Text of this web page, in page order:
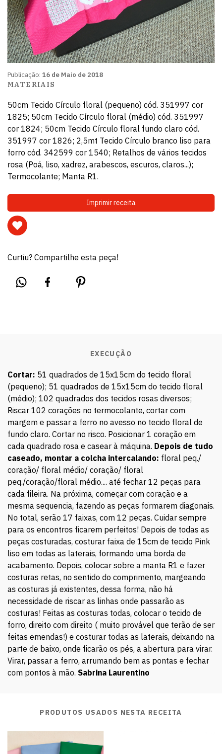
Publicação: 16 de Maio de 2018
MATERIAIS
50cm Tecido Círculo floral (pequeno) cód. 351997 cor
1825; 50cm Tecido Círculo floral (médio) cód. 351997
cor 1824; 50cm Tecido Círculo floral fundo claro cód.
351997 cor 1826; 2,5mt Tecido Círculo branco liso para
forro cód. 342599 cor 1540; Retalhos de vários tecidos
rosa (Poá, liso, xadrez, arabescos, escuros, claros...);
Termocolante; Manta R1.
Imprimir receita
Curtiu? Compartilhe esta peça!
EXECUÇÃO
Cortar: 51 quadrados de 15x15cm do tecido floral
(pequeno); 51 quadrados de 15x15cm do tecido floral
(médio); 102 quadrados dos tecidos rosas diversos;
Riscar 102 corações no termocolante, cortar com
margem e passar a ferro no avesso no tecido floral de
fundo claro. Cortar no risco. Posicionar 1 coração em
cada quadrado rosa e casear à máquina. Depois de tudo
caseado, montar a colcha intercalando: floral peq./
coração/ floral médio/ coração/ floral
peq./coração/floral médio.... até fechar 12 peças para
cada fileira. Na próxima, começar com coração e a
mesma sequencia, fazendo as peças formarem diagonais.
No total, serão 17 faixas, com 12 peças. Cuidar sempre
para os encontros ficarem perfeitos! Depois de todas as
peças costuradas, costurar faixa de 15cm de tecido Pink
liso em todas as laterais, formando uma borda de
acabamento. Depois, colocar sobre a manta R1 e fazer
costuras retas, no sentido do comprimento, margeando
as costuras já existentes, dessa forma, não há
necessidade de riscar as linhas onde passarão as
costuras! Feitas as costuras todas, colocar o tecido de
forro, direito com direito ( muito provável que terão de ser
feitas emendas!) e costurar todas as laterais, deixando na
parte de baixo, onde ficarão os pés, a abertura para virar.
Virar, passar a ferro, arrumando bem as pontas e fechar
com pontos à mão. Sabrina Laurentino
PRODUTOS USADOS NESTA RECEITA